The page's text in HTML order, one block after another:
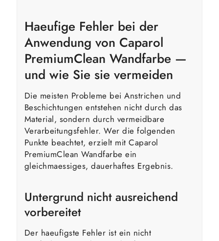
Haeufige Fehler bei der
Anwendung von Caparol
PremiumClean Wandfarbe —
und wie Sie sie vermeiden
Die meisten Probleme bei Anstrichen und
Beschichtungen entstehen nicht durch das
Material, sondern durch vermeidbare
Verarbeitungsfehler. Wer die folgenden
Punkte beachtet, erzielt mit Caparol
PremiumClean Wandfarbe ein
gleichmaessiges, dauerhaftes Ergebnis.
Untergrund nicht ausreichend
vorbereitet
Der haeufigste Fehler ist ein nicht